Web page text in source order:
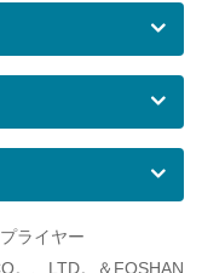
ライヤー
。、LTD。＆FOSHAN